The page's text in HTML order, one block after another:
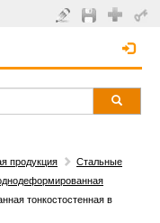
продукция
Стальные
тонкостостенная в